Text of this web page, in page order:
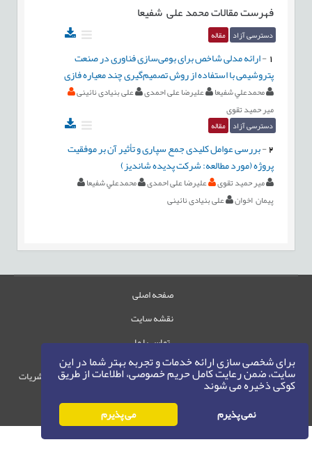
برای شخصی سازی ارائه خدمات و تجربه بهتر شما در این
سایت، ضمن رعایت کامل حریم خصوصی، اطلاعات از طریق
کوکی ذخیره می شوند
نمی پذیرم می پذیرم
فهرست مقالاتمحمد علی شفیعا
دسترسی آزاد مقاله
-ارائه مدلی شاخص برای بومی‌سازی فناوری در صنعت
پتروشیمی با استفاده از روش تصمیم‌گیری چند معیاره فازی
محمدعلي شفيعا علیرضا علی احمدی
علی بنیادی نائینی
میر حمید تقوی
دسترسی آزاد مقاله
2
-بررسی عوامل کلیدی جمع سپاری و تأثیر آن بر موفقیت
پروژه (مورد مطالعه: شرکت پدیده شاندیز)
میر حمید تقوی علیرضا علی احمدی
محمدعلي شفيعا
پیمان اخوان
علی بنیادی نائینی
صفحه اصلی
نقشه سایت
تماس با ما
حقوق این وب‌سایت متعلق به سامانه مدیریت نشریات
حق نشر
1405-1396